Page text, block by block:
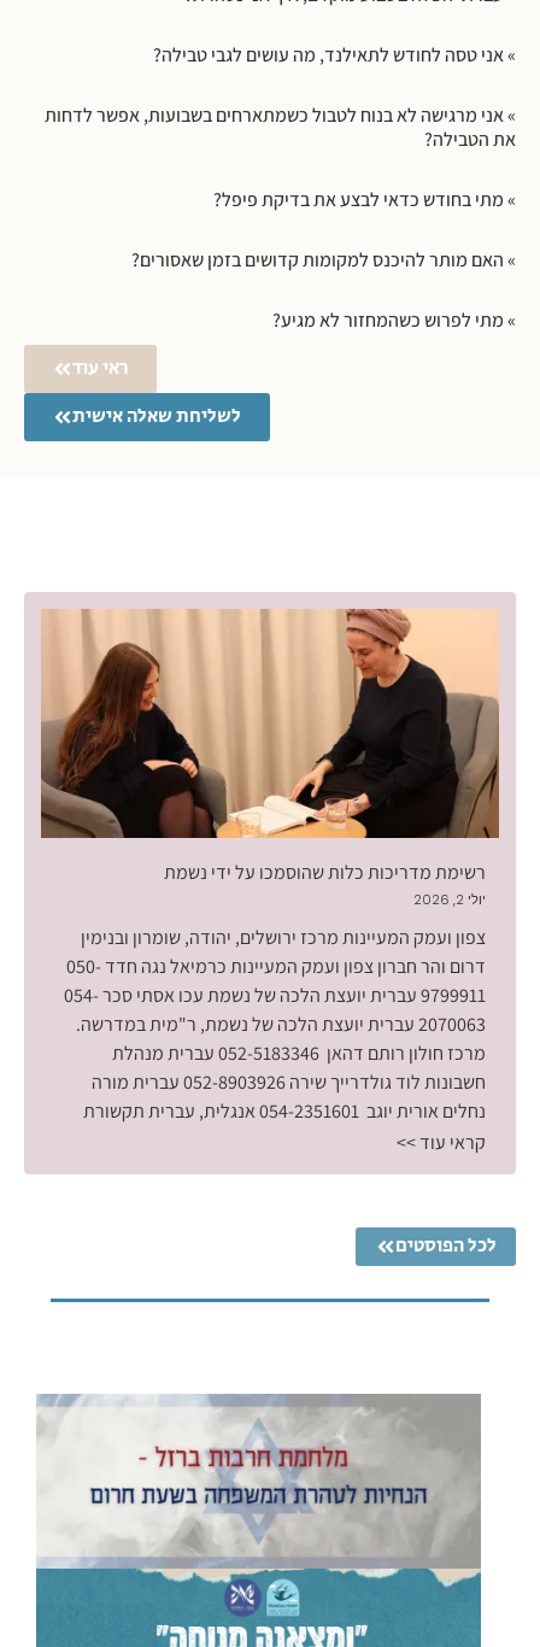
» אני טסה לחודש לתאילנד, מה עושים לגבי טבילה?
» אני מרגישה לא בנוח לטבול כשמתארחים בשבועות, אפשר לדחות
את הטבילה?
» מתי בחודש כדאי לבצע את בדיקת פיפל?
» האם מותר להיכנס למקומות קדושים בזמן שאסורים?
» מתי לפרוש כשהמחזור לא מגיע?
ראי עוד
לשליחת שאלה אישית
רשימת מדריכות כלות שהוסמכו על ידי נשמת
יולי 2, 2026
צפון ועמק המעיינות מרכז ירושלים, יהודה, שומרון ובנימין
דרום והר חברון צפון ועמק המעיינות כרמיאל נגה חדד 050-
9799911 עברית יועצת הלכה של נשמת עכו אסתי סכר 054-
2070063 עברית יועצת הלכה של נשמת, ר"מית במדרשה.
מרכז חולון רותם דהאן 052-5183346 עברית מנהלת
חשבונות לוד גולדרייך שירה 052-8903926 עברית מורה
נחלים אורית יוגב 054-2351601 אנגלית, עברית תקשורת
קראי עוד >>
לכל הפוסטים